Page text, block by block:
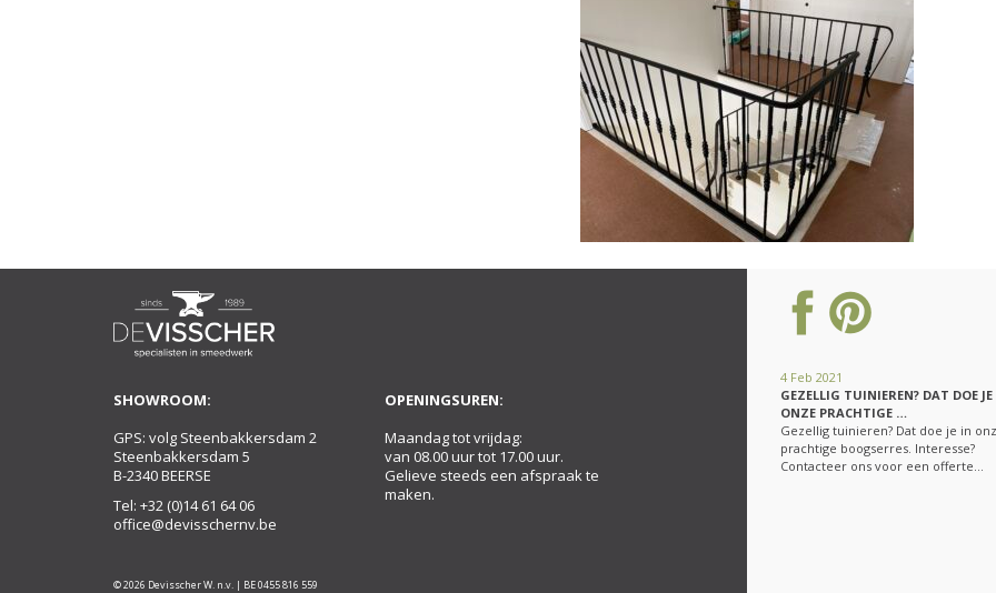
SHOWROOM:
GPS: volg Steenbakkersdam 2
Steenbakkersdam 5
B-2340 BEERSE
Tel: +32 (0)14 61 64 06
office@devisschernv.be
© 2026 Devisscher W. n.v. | BE 0455 816 559
OPENINGSUREN:
Maandag tot vrijdag:
van 08.00 uur tot 17.00 uur.
Gelieve steeds een afspraak te
maken.
4 Feb 2021
GEZELLIG TUINIEREN? DAT DOE
ONZE PRACHTIGE …
Gezellig tuinieren? Dat doe je in
prachtige boogserres. Interesse?
Contacteer ons voor een offerte…